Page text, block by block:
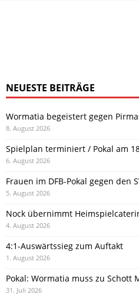
NEUESTE BEITRÄGE
Wormatia begeistert gegen
8. August 2026
Spielplan terminiert / Pokal am
6. August 2026
Frauen im DFB-Pokal gegen den
5. August 2026
Nock übernimmt
4. August 2026
4:1-Auswärtssieg zum Auftakt
1. August 2026
Pokal: Wormatia muss zu Schott
31. Juli 2026